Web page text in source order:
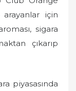
için
sigara
çıkarıp
piyasasında